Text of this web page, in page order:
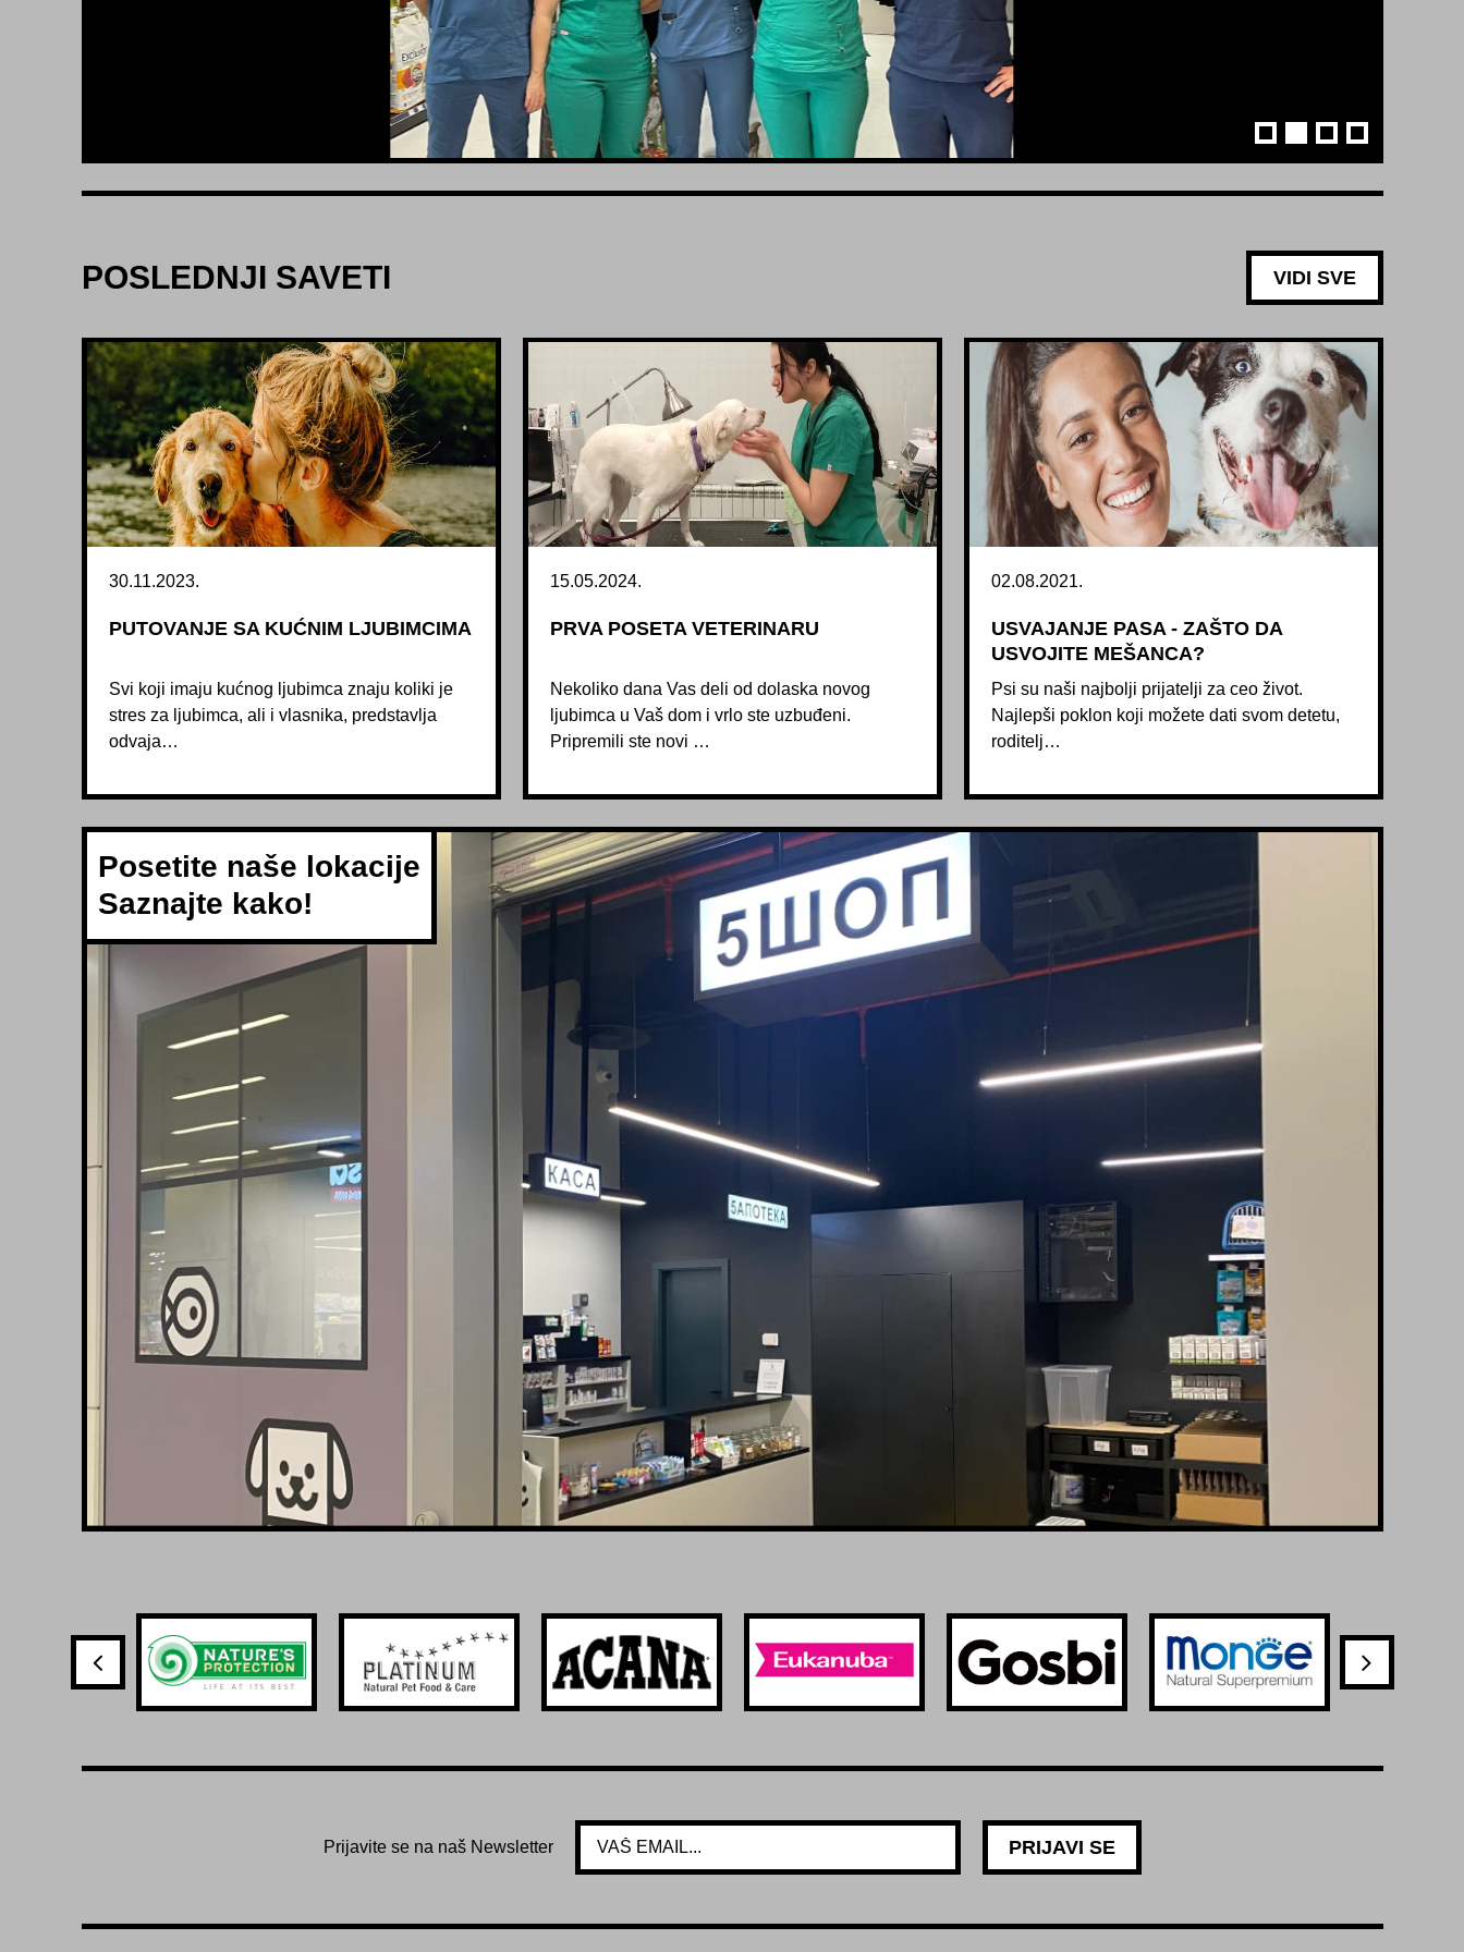
VIDI JOŠ
POSLEDNJI SAVETI VIDI SVE
30.11.2023.
PUTOVANJE SA KUĆNIM LJUBIMCIMA
Svi koji imaju kućnog ljubimca znaju koliki je
stres za ljubimca, ali i vlasnika, predstavlja
odvaja…
15.05.2024.
PRVA POSETA VETERINARU
Nekoliko dana Vas deli od dolaska novog
ljubimca u Vaš dom i vrlo ste uzbuđeni.
Pripremili ste novi …
02.08.2021.
USVAJANJE PASA - ZAŠTO DA
USVOJITE MEŠANCA?
Psi su naši najbolji prijatelji za ceo život.
Najlepši poklon koji možete dati svom detetu,
roditelj…
Posetite naše lokacije
Saznajte kako!
Prijavite se na naš Newsletter PRIJAVI SE